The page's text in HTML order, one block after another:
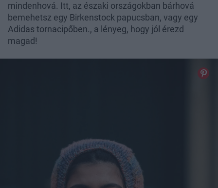
mindenhová. Itt, az északi országokban bárhová
bemehetsz egy Birkenstock papucsban, vagy egy
Adidas tornacipőben., a lényeg, hogy jól érezd
magad!